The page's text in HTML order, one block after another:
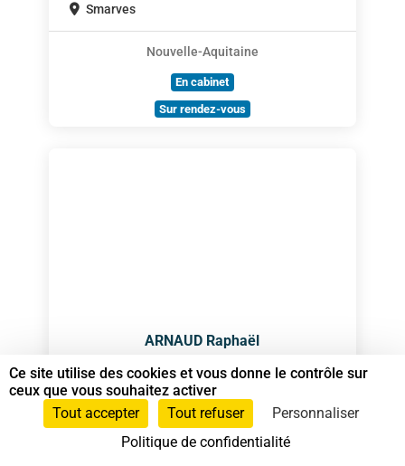
Smarves
Nouvelle-Aquitaine
En cabinet
Sur rendez-vous
ARNAUD Raphaël
Spécialiste en Shiatsu RNCP
Spécialiste en Shiatsu
Ce site utilise des cookies et vous donne le contrôle sur
ceux que vous souhaitez activer
Tout accepter
Tout refuser
Personnaliser
Politique de confidentialité